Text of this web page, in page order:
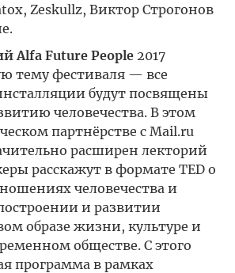
Zeskullz, Виктор Строгонов
Alfa Future People 2017
тему фестиваля — все
будут посвящены
человечества. В этом
партнёрстве с Mail.ru
расширен лекторий
расскажут в формате TED о
человечества и
и развитии
образе жизни, культуре и
обществе. С этого
программа в рамках